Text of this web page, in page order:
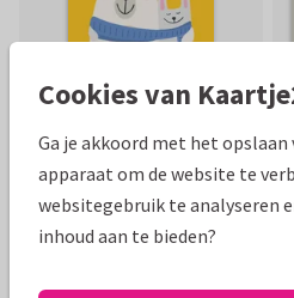
Cookies van
Ga je akkoord met het opslaan
apparaat om de website te
websitegebruik te analyseren
inhoud aan te bieden?